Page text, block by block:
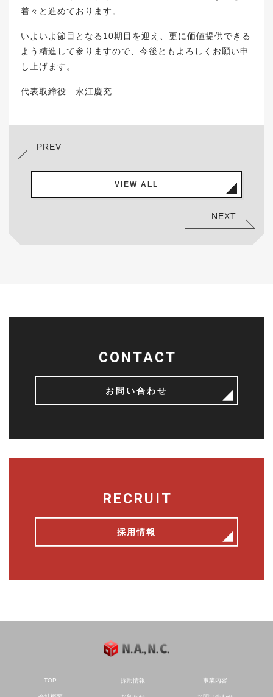
着々と進めております。
いよいよ節目となる10期目を迎え、更に価値提供できる
よう精進して参りますので、今後ともよろしくお願い申
し上げます。
代表取締役 永江慶充
PREV
VIEW ALL
NEXT
CONTACT
お問い合わせ
RECRUIT
採用情報
TOP 採用情報 事業内容